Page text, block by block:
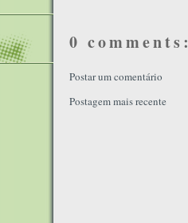
0 comments:
Postar um comentário
Postagem mais recente